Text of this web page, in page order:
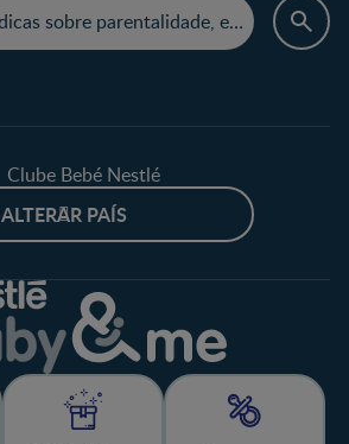
Clube Bebé Nestlé
ALTERAR PAÍS